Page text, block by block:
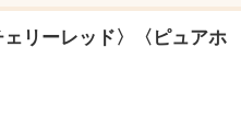
ェリーレッド〉〈ピュアホ